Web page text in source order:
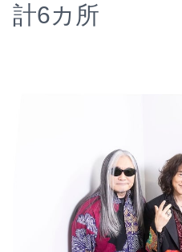
計6カ所